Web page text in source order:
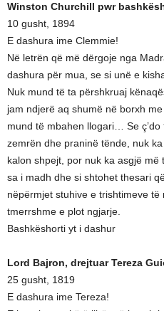
Winston Churchill pwr
10 gusht, 1894
E dashura ime Clemmie!
Në letrën që më dërgoje nga
dashura për mua, se si unë e
Nuk mund të ta përshkruaj
jam ndjerë aq shumë në borxh
mund të mbahen llogari… Se
zemrën dhe praninë tënde, nuk
kalon shpejt, por nuk ka asgjë
sa i madh dhe si shtohet thesari
nëpërmjet stuhive e trishtimeve
tmerrshme e plot ngjarje.
Bashkëshorti yt i dashur
Lord Bajron, drejtuar Tereza
25 gusht, 1819
E dashura ime Tereza!